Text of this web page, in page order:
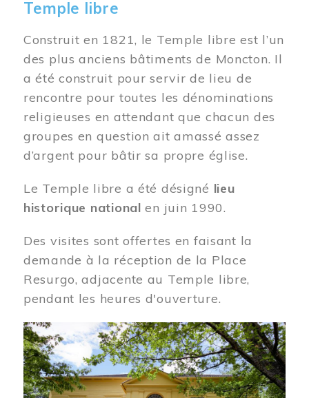
Temple libre
Construit en 1821, le Temple libre est l’un
des plus anciens bâtiments de Moncton. Il
a été construit pour servir de lieu de
rencontre pour toutes les dénominations
religieuses en attendant que chacun des
groupes en question ait amassé assez
d’argent pour bâtir sa propre église.
Le Temple libre a été désigné lieu
historique national en juin 1990.
Des visites sont offertes en faisant la
demande à la réception de la Place
Resurgo, adjacente au Temple libre,
pendant les heures d'ouverture.
Image